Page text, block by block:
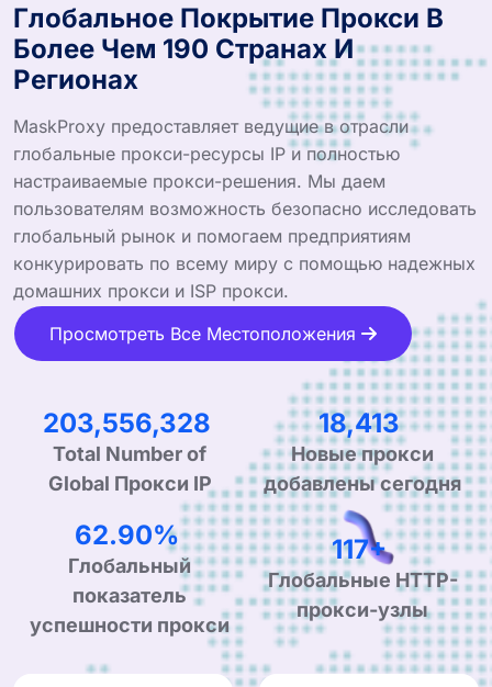
Глобальное Покрытие Прокси В
Более Чем 190 Странах И
Регионах
MaskProxy предоставляет ведущие в отрасли
глобальные прокси-ресурсы IP и полностью
настраиваемые прокси-решения. Мы даем
пользователям возможность безопасно исследовать
глобальный рынок и помогаем предприятиям
конкурировать по всему миру с помощью надежных
домашних прокси и ISP прокси.
Просмотреть Все Местоположения
320,922,140
Total Number of
Global Прокси IP
29,241
Новые прокси
добавлены сегодня
99.90%
Глобальный
показатель
успешности прокси
190+
Глобальные HTTP-
прокси-узлы